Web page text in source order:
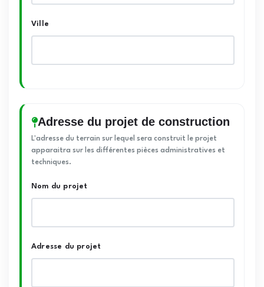
Ville
Adresse du projet de construction
L'adresse du terrain sur lequel sera construit le projet
apparaitra sur les différentes pièces administratives et
techniques.
Nom du projet
Adresse du projet